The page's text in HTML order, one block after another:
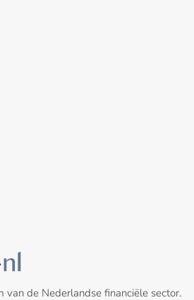
van de Nederlandse financiële sector.